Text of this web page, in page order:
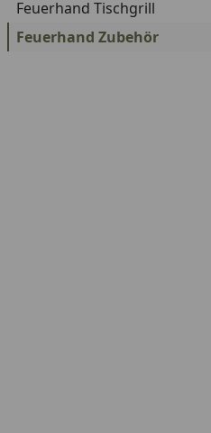
Feuerhand Tischgrill
Feuerhand Zubehör